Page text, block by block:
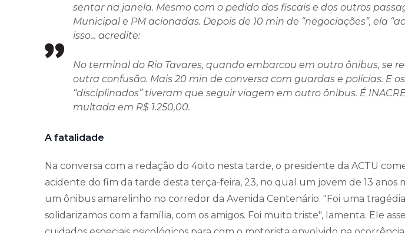
sentar na janela. Mesmo com o pedido dos fiscais e dos outros
Municipal e PM acionadas. Depois de 10 min de “negociações”, ela
isso... acredite:
No terminal do Rio Tavares, quando embarcou em outro ônibus, se
outra confusão. Mais 20 min de conversa com guardas e policias. E
“disciplinados” tiveram que seguir viagem em outro ônibus. É
multada em R$ 1.250,00.
A fatalidade
Na conversa com a redação do 4oito nesta tarde, o presidente da ACTU
acidente do fim da tarde desta terça-feira, 23, no qual um jovem de 13
um ônibus amarelinho no corredor da Avenida Centenário. "Foi uma
solidarizamos com a família, com os amigos. Foi muito triste", lamenta. Ele